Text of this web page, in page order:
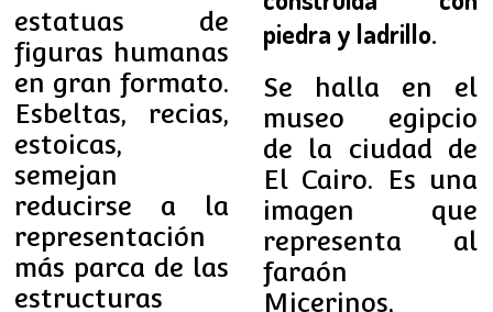
estatuas de
figuras humanas
en gran formato.
Esbeltas, recias,
estoicas,
semejan
reducirse a la
representación
más parca de las
estructuras
piedra y ladrillo.
Se halla en el
museo egipcio
de la ciudad de
El Cairo. Es una
imagen que
representa al
faraón
Micerinos,